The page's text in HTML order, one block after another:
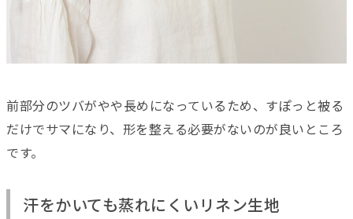
前部分のツバがやや長めになっているため、すぽっと被る
だけでサマになり、形を整える必要がないのが良いところ
です。
汗をかいても蒸れにくいリネン生地